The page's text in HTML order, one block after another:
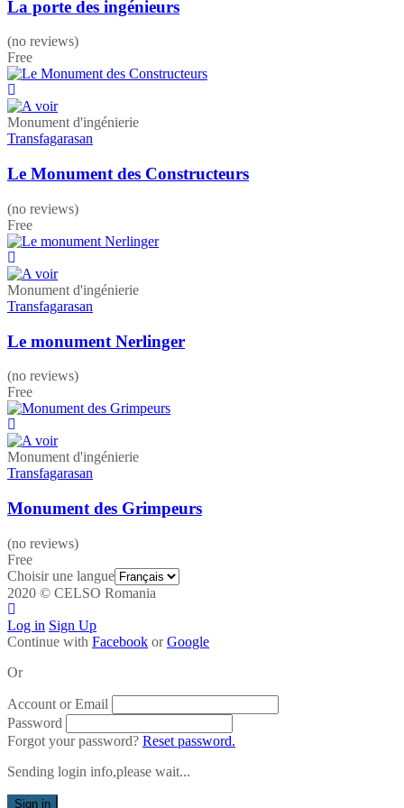
La porte des ingénieurs
(no reviews)
Free
Monument d'ingénierie
Transfagarasan
Le Monument des Constructeurs
(no reviews)
Free
Monument d'ingénierie
Transfagarasan
Le monument Nerlinger
(no reviews)
Free
Monument d'ingénierie
Transfagarasan
Monument des Grimpeurs
(no reviews)
Free
Choisir une langue
2020 © CELSO Romania
Log in Sign Up
Continue with Facebook orGoogle
Or
Account or Email
Password
Forgot your password? Reset password.
Sending login info,please wait...
Sign in